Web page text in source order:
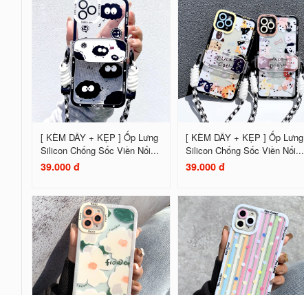
[ KÈM DÂY + KẸP ] Ốp Lưng
Silicon Chống Sốc Viền Nổi...
39.000 đ
[ KÈM DÂY + KẸP ] Ốp Lưng
Silicon Chống Sốc Viền Nổi...
39.000 đ